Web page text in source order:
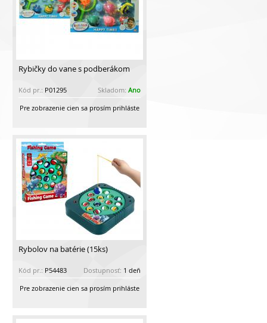
Rybičky do vane s podberákom
Kód pr.: P01295 Skladom: Ano
Pre zobrazenie cien sa prosím prihláste
Rybolov na batérie (15ks)
Kód pr.: P54483 Dostupnosť: 1 deň
Pre zobrazenie cien sa prosím prihláste